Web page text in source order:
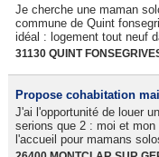
Je cherche une maman
commune de Quint
idéal : logement tout neuf
31130 QUINT
Propose cohabitation
J'ai l'opportunité de louer
serions que 2 : moi et
l'accueil pour mamans